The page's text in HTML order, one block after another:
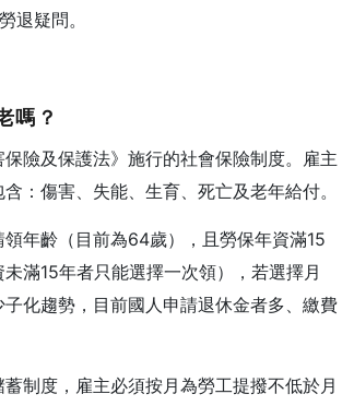
退疑問。
嗎？
險及保護法》施行的社會保險制度。雇主
：傷害、失能、生育、死亡及老年給付。
年齡（目前為64歲），且勞保年資滿15
滿15年者只能選擇一次領），若選擇月
化趨勢，目前國人申請退休金者多、繳費
制度，雇主必須按月為勞工提撥不低於月